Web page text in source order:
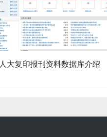
人大复印报刊资料数据库介绍